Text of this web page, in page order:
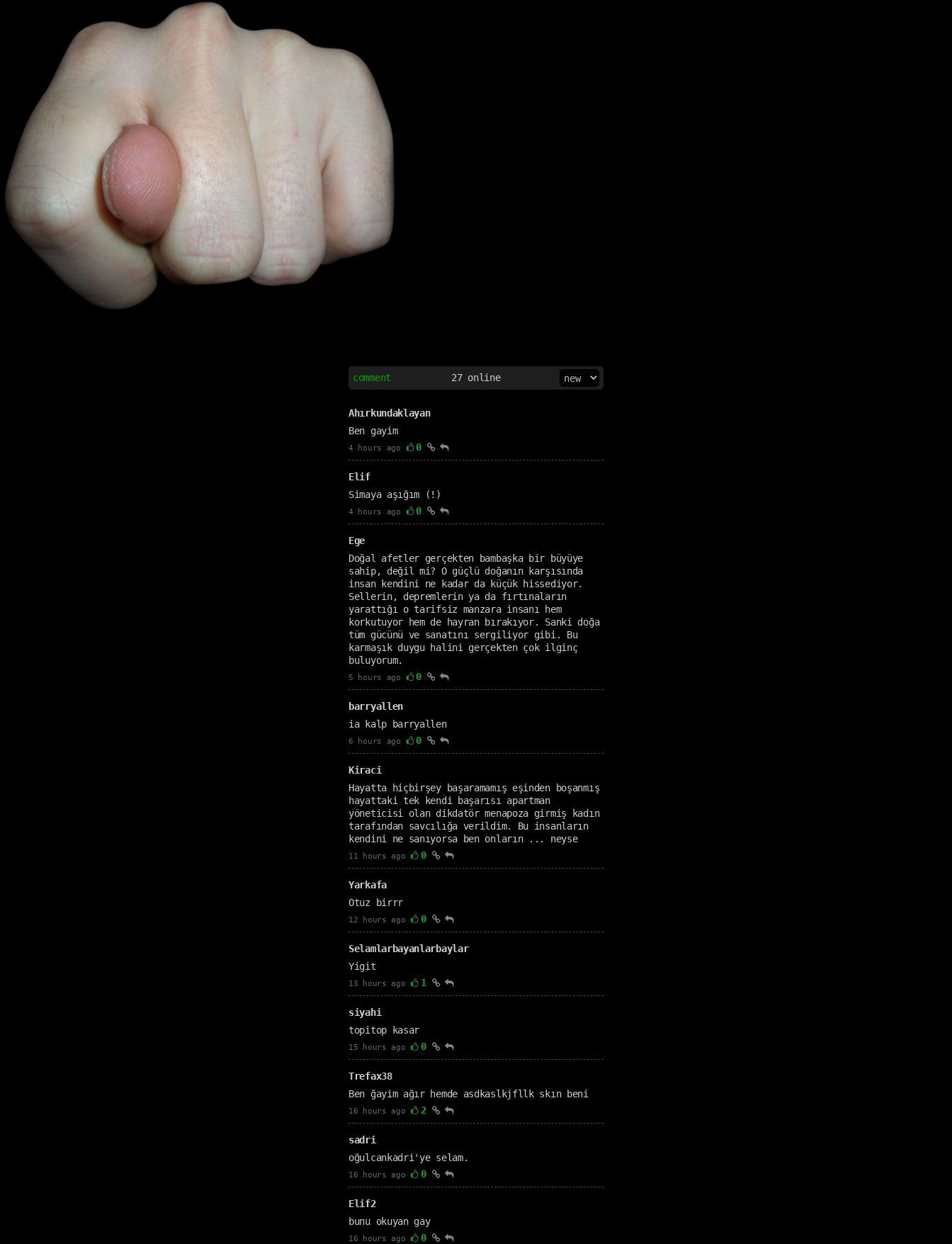
comment 27online
Ahırkundaklayan
Ben gayim
4 hours ago 0
Elif
Simaya aşığım (!)
4 hours ago 0
Ege
Doğal afetler gerçekten bambaşka bir büyüye
sahip, değil mi? O güçlü doğanın karşısında
insan kendini ne kadar da küçük hissediyor.
Sellerin, depremlerin ya da fırtınaların
yarattığı o tarifsiz manzara insanı hem
korkutuyor hem de hayran bırakıyor. Sanki doğa
tüm gücünü ve sanatını sergiliyor gibi. Bu
karmaşık duygu halini gerçekten çok ilginç
buluyorum.
5 hours ago 0
barryallen
ia kalp barryallen
6 hours ago 0
Kiraci
Hayatta hiçbirşey başaramamış eşinden boşanmış
hayattaki tek kendi başarısı apartman
yöneticisi olan dikdatör menapoza girmiş kadın
tarafından savcılığa verildim. Bu insanların
kendini ne sanıyorsa ben onların ... neyse
11 hours ago 0
Yarkafa
Otuz birrr
12 hours ago 0
Selamlarbayanlarbaylar
Yigit
13 hours ago 1
siyahi
topitop kasar
15 hours ago 0
Trefax38
Ben ğayim ağır hemde asdkaslkjfllk skın beni
16 hours ago 2
sadri
oğulcankadri'ye selam.
16 hours ago 0
Elif2
bunu okuyan gay
16 hours ago 0